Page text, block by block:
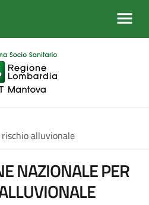
alluvionale
NAZIONALE PER